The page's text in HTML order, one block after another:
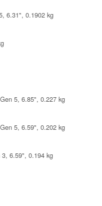
6.31", 0.1902 kg
5, 6.85", 0.227 kg
5, 6.59", 0.202 kg
6.59", 0.194 kg